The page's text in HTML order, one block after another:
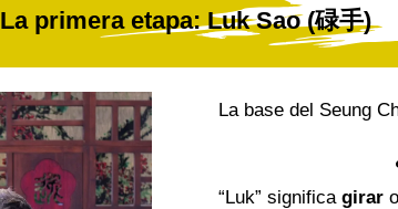
La primera etapa: Luk Sao (碌手)
La base del Seung
“Luk” significa giraro